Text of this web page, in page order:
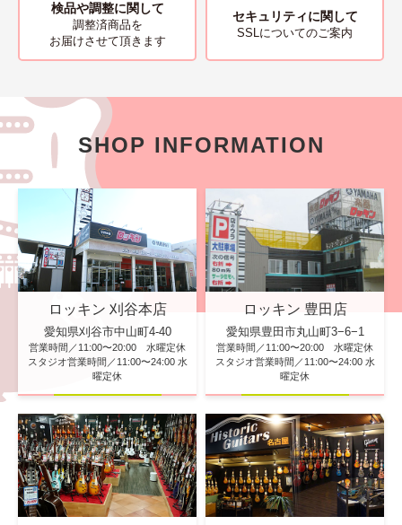
検品や調整に関して
調整済商品を
お届けさせて頂きます
セキュリティに関して
SSLについてのご案内
SHOP INFORMATION
ロッキン 刈谷本店
愛知県刈谷市中山町4-40
営業時間／11:00〜20:00 水曜定休
スタジオ営業時間／11:00〜24:00 水
曜定休
ロッキン 豊田店
愛知県豊田市丸山町3−6−1
営業時間／11:00〜20:00 水曜定休
スタジオ営業時間／11:00〜24:00 水
曜定休